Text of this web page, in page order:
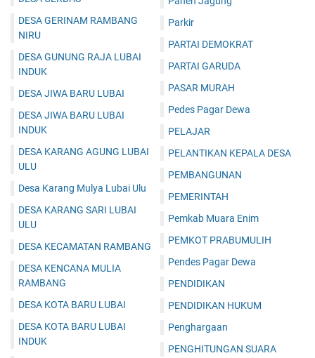
DESA GERINAM RAMBANG
NIRU
DESA GUNUNG RAJA LUBAI
INDUK
DESA JIWA BARU LUBAI
DESA JIWA BARU LUBAI
INDUK
DESA KARANG AGUNG LUBAI
ULU
Desa Karang Mulya Lubai Ulu
DESA KARANG SARI LUBAI
ULU
DESA KECAMATAN RAMBANG
DESA KENCANA MULIA
RAMBANG
DESA KOTA BARU LUBAI
DESA KOTA BARU LUBAI
INDUK
Parkir
PARTAI DEMOKRAT
PARTAI GARUDA
PASAR MURAH
Pedes Pagar Dewa
PELAJAR
PELANTIKAN KEPALA DESA
PEMBANGUNAN
PEMERINTAH
Pemkab Muara Enim
PEMKOT PRABUMULIH
Pendes Pagar Dewa
PENDIDIKAN
PENDIDIKAN HUKUM
Penghargaan
PENGHITUNGAN SUARA